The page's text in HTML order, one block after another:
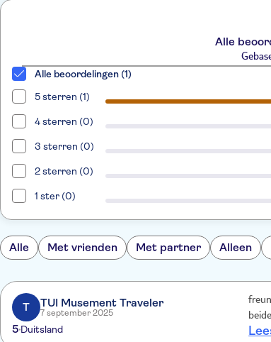
Alle
Alle beoordelingen (1)
5 sterren (1)
4 sterren (0)
3 sterren (0)
2 sterren (0)
1 ster (0)
Alle Met vrienden Met partner Alleen
T TUI Musement Traveler
7 september 2025
5 Duitsland